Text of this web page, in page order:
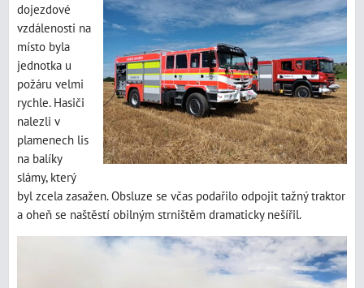
dojezdové
vzdálenosti na
místo byla
jednotka u
požáru velmi
rychle. Hasiči
nalezli v
plamenech lis
na balíky
slámy, který
byl zcela zasažen. Obsluze se včas podařilo odpojit tažný traktor
a oheň se naštěstí obilným strništěm dramaticky nešířil.